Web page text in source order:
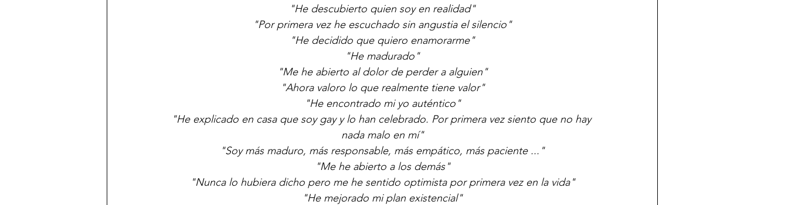
"He descubierto quien soy en realidad"
"Por primera vez he escuchado sin angustia el silencio"
"He decidido que quiero enamorarme"
"He madurado"
"Me he abierto al dolor de perder a alguien"
"Ahora valoro lo que realmente tiene valor"
"He encontrado mi yo auténtico"
"He explicado en casa que soy gay y lo han celebrado. Por primera vez siento que no hay
nada malo en mí"
"Soy más maduro, más responsable, más empático, más paciente ..."
"Me he abierto a los demás"
"Nunca lo hubiera dicho pero me he sentido optimista por primera vez en la vida"
"He mejorado mi plan existencial"